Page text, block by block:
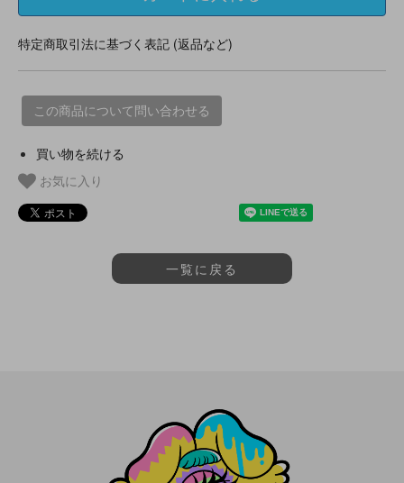
特定商取引法に基づく表記 (返品など)
この商品について問い合わせる
買い物を続ける
お気に入り
一覧に戻る